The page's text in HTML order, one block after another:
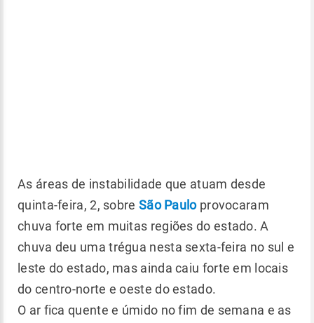
As áreas de instabilidade que atuam desde
quinta-feira, 2, sobre São Pauloprovocaram
chuva forte em muitas regiões do estado. A
chuva deu uma trégua nesta sexta-feira no sul e
leste do estado, mas ainda caiu forte em locais
do centro-norte e oeste do estado.
O ar fica quente e úmido no fim de semana e as